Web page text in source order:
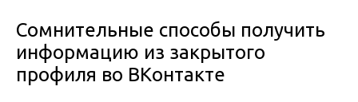
Сомнительные способы получить
информацию из закрытого
профиля во ВКонтакте